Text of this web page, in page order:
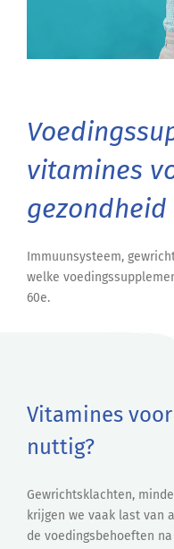
vitamines
Immuunsysteem,
welke
60e.
Vitamines
nuttig?
Gewrichtsklachten,
krijgen we vaak last van
de voedingsbehoeften